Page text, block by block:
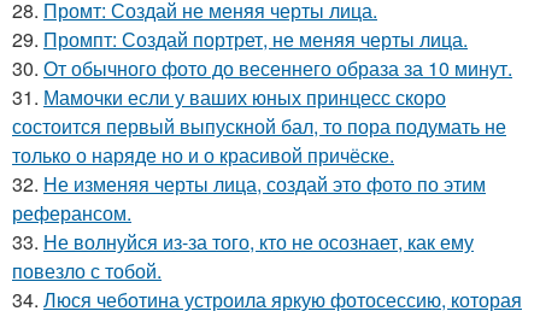
28. Промт: Создай не меняя черты лица.
29. Промпт: Создай портрет, не меняя черты лица.
30. От обычного фото до весеннего образа за 10 минут.
31. Мамочки если у ваших юных принцесс скоро
состоится первый выпускной бал, то пора подумать не
только о наряде но и о красивой причёске.
32. Не изменяя черты лица, создай это фото по этим
реферансом.
33. Не волнуйся из-за того, кто не осознает, как ему
повезло с тобой.
34. Люся чеботина устроила яркую фотосессию, которая